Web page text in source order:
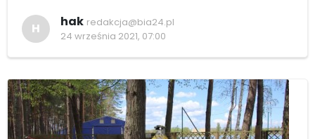
H hak redakcja@bia24.pl
24 września 2021, 07:00